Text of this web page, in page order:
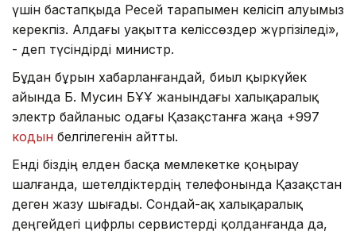
үшін бастапқыда Ресей тарапымен келісіп алуымыз
керекпіз. Алдағы уақытта келіссөздер жүргізіледі»,
- деп түсіндірді министр.
Бұдан бұрын хабарланғандай, биыл қыркүйек
айында Б. Мусин БҰҰ жанындағы халықаралық
электр байланыс одағы Қазақстанға жаңа +997
кодын белгілегенін айтты.
Енді біздің елден басқа мемлекетке қоңырау
шалғанда, шетелдіктердің телефонында Қазақстан
деген жазу шығады. Сондай-ақ халықаралық
деңгейдегі цифрлы сервистерді қолданғанда да,